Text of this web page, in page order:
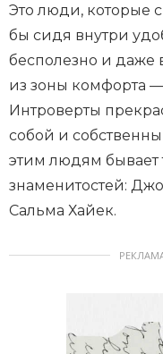
Это люди, которые
бы сидя внутри
бесполезно и даже
из зоны комфорта
Интроверты
собой и
этим людям
знаменитостей:
Сальма Хайек.